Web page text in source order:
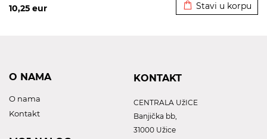
10,25 eur Stavi u korpu
O NAMA
O nama
Kontakt
KONTAKT
CENTRALA UžICE
Banjička bb,
31000 Užice